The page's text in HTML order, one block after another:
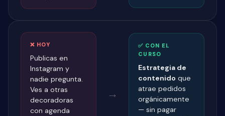
❌ HOY
Publicas en
Instagram y
nadie pregunta.
Ves a otras
decoradoras
con agenda
→
✅ CON EL
CURSO
Estrategia de
contenido que
atrae pedidos
orgánicamente
— sin pagar